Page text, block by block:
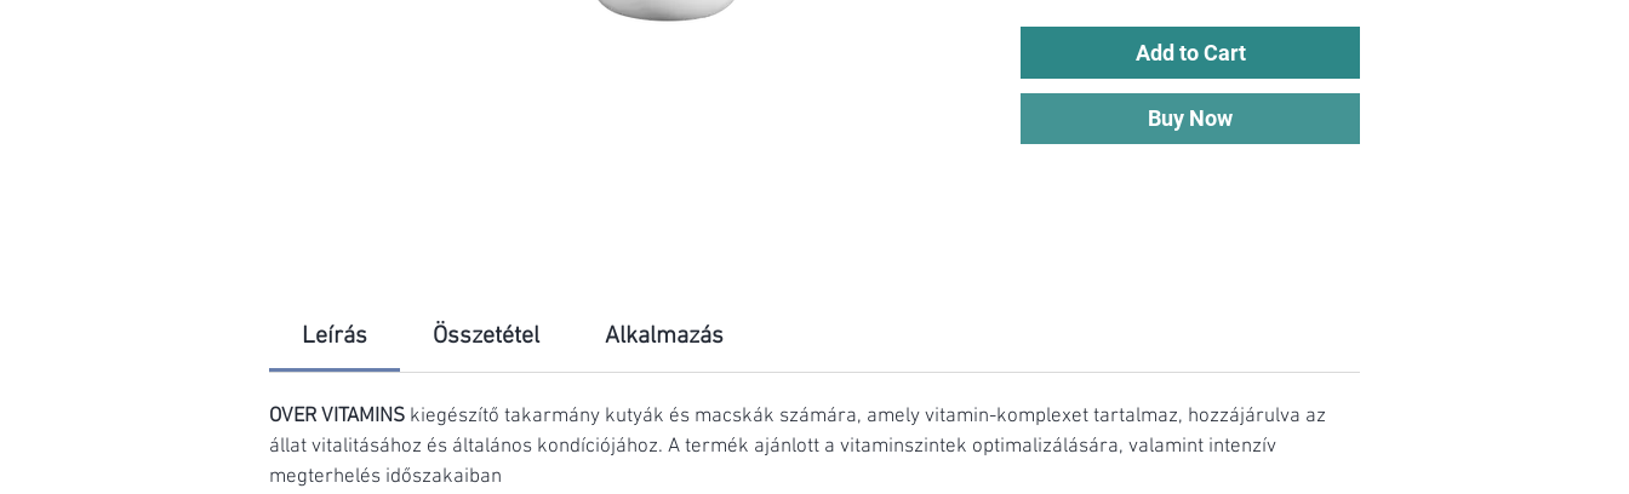
Add to Cart
Buy Now
Leírás Összetétel Alkalmazás
OVER VITAMINS kiegészítő takarmány kutyák és macskák számára, amely vitamin-komplexet tartalmaz, hozzájárulva az
állat vitalitásához és általános kondíciójához. A termék ajánlott a vitaminszintek optimalizálására, valamint intenzív
megterhelés időszakaiban